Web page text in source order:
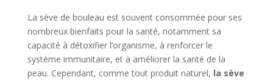
La sève de bouleau est souvent consommée pour ses
nombreux bienfaits pour la santé, notamment sa
capacité à détoxifier l’organisme, à renforcer le
système immunitaire, et à améliorer la santé de la
peau. Cependant, comme tout produit naturel, la sève